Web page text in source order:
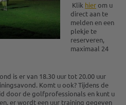
Klik hierom u
direct aan te
melden en een
plekje te
reserveren,
maximaal 24
is er van 18.30 uur tot 20.00 uur
Komt u ook? Tijdens de
door de golfprofessionals en kunt u
er wordt een uur training gegeven